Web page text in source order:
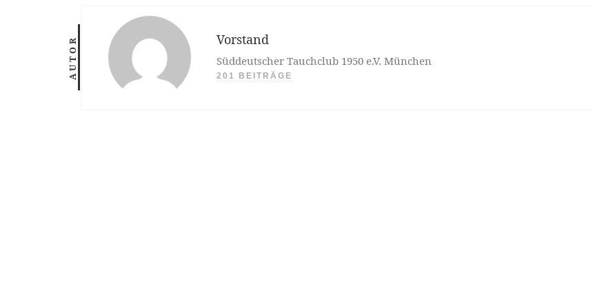
AUTOR Vorstand
Süddeutscher Tauchclub 1950 e.V. München
201 BEITRÄGE